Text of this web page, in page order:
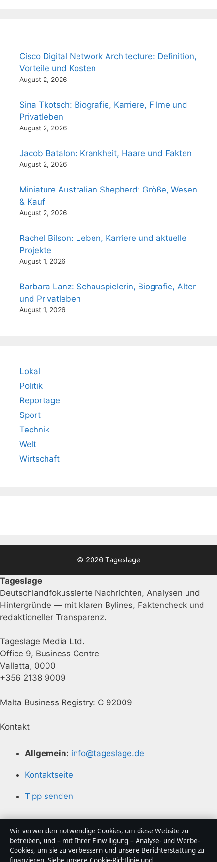
Cisco Digital Network Architecture: Definition,
Vorteile und Kosten
August 2, 2026
Sina Tkotsch: Biografie, Karriere, Filme und
Privatleben
August 2, 2026
Jacob Batalon: Krankheit, Haare und Fakten
August 2, 2026
Miniature Australian Shepherd: Größe, Wesen
& Kauf
August 2, 2026
Rachel Bilson: Leben, Karriere und aktuelle
Projekte
August 1, 2026
Barbara Lanz: Schauspielerin, Biografie, Alter
und Privatleben
August 1, 2026
Lokal
Politik
Reportage
Sport
Technik
Welt
Wirtschaft
© 2026 Tageslage
Tageslage
Deutschlandfokussierte Nachrichten, Analysen und
Hintergründe — mit klaren Bylines, Faktencheck und
redaktioneller Transparenz.
Tageslage Media Ltd.
Office 9, Business Centre
Valletta, 0000
+356 2138 9009
Malta Business Registry: C 92009
Kontakt
Allgemein: info@tageslage.de
Kontaktseite
Tipp senden
Über uns
Wir verwenden notwendige Cookies, um diese Website zu
betreiben, und – mit Ihrer Einwilligung – Analyse- und Werbe-
Cookies, um sie zu verbessern und unsere Berichterstattung zu
finanzieren. Siehe unsere Cookie-Richtlinie und